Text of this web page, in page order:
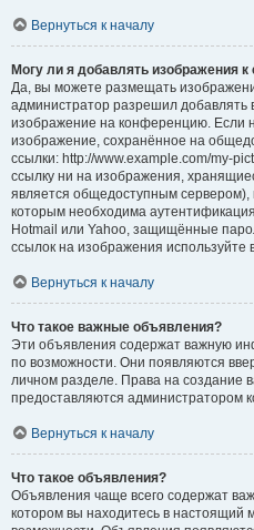
Вернуться к началу
Могу ли я добавлять изображения
Да, вы можете размещать
администратор разрешил добавлять
изображение на конференцию. Если
изображение, сохранённое на
ссылки: http://www.example.com/my-
ссылку ни на изображения,
является общедоступным сервером),
которым необходима
Hotmail или Yahoo, защищённые
ссылок на изображения используйте
Вернуться к началу
Что такое важные объявления?
Эти объявления содержат важную
по возможности. Они появляются
личном разделе. Права на создание
предоставляются администратором
Вернуться к началу
Что такое объявления?
Объявления чаще всего содержат
котором вы находитесь в настоящий